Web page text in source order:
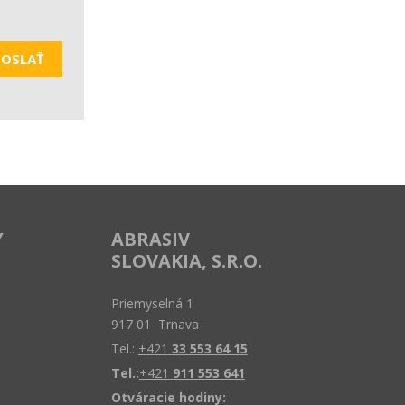
ABRASIV
SLOVAKIA, S.R.O.
Priemyselná 1
917 01 Trnava
Tel.: +421 33 553 64 15
Tel.:+421 911 553 641
Otváracie hodiny: